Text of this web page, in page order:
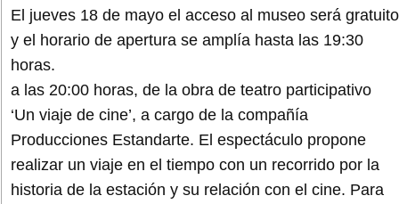
El jueves 18 de mayo el acceso al museo será gratuito
y el horario de apertura se amplía hasta las 19:30
horas.
a las 20:00 horas, de la obra de teatro participativo
‘Un viaje de cine’, a cargo de la compañía
Producciones Estandarte. El espectáculo propone
realizar un viaje en el tiempo con un recorrido por la
historia de la estación y su relación con el cine. Para